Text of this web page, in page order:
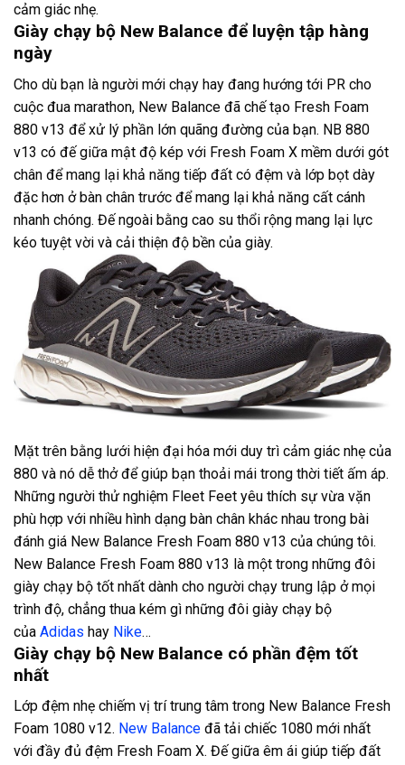
cảm giác nhẹ.
Giày chạy bộ New Balance để luyện tập hàng
ngày
Cho dù bạn là người mới chạy hay đang hướng tới PR cho
cuộc đua marathon, New Balance đã chế tạo Fresh Foam
880 v13 để xử lý phần lớn quãng đường của bạn. NB 880
v13 có đế giữa mật độ kép với Fresh Foam X mềm dưới gót
chân để mang lại khả năng tiếp đất có đệm và lớp bọt dày
đặc hơn ở bàn chân trước để mang lại khả năng cất cánh
nhanh chóng. Đế ngoài bằng cao su thổi rộng mang lại lực
kéo tuyệt vời và cải thiện độ bền của giày.
Mặt trên bằng lưới hiện đại hóa mới duy trì cảm giác nhẹ của
880 và nó dễ thở để giúp bạn thoải mái trong thời tiết ấm áp.
Những người thử nghiệm Fleet Feet yêu thích sự vừa vặn
phù hợp với nhiều hình dạng bàn chân khác nhau trong bài
đánh giá New Balance Fresh Foam 880 v13 của chúng tôi.
New Balance Fresh Foam 880 v13 là một trong những đôi
giày chạy bộ tốt nhất dành cho người chạy trung lập ở mọi
trình độ, chẳng thua kém gì những đôi giày chạy bộ
của Adidas hay Nike…
Giày chạy bộ New Balance có phần đệm tốt
nhất
Lớp đệm nhẹ chiếm vị trí trung tâm trong New Balance Fresh
Foam 1080 v12. New Balance đã tải chiếc 1080 mới nhất
với đầy đủ đệm Fresh Foam X. Đế giữa êm ái giúp tiếp đất